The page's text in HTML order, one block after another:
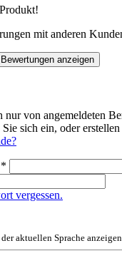
mit anderen
Bewertungen anzeigen
von angemeldeten
sich ein, oder erstellen
*
vergessen.
aktuellen Sprache